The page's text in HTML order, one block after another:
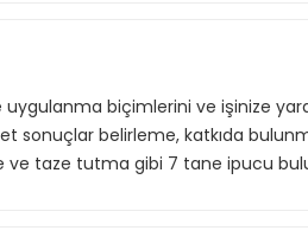
biçimlerini ve işinize
sonuçlar belirleme, katkıda
taze tutma gibi 7 tane ipucu